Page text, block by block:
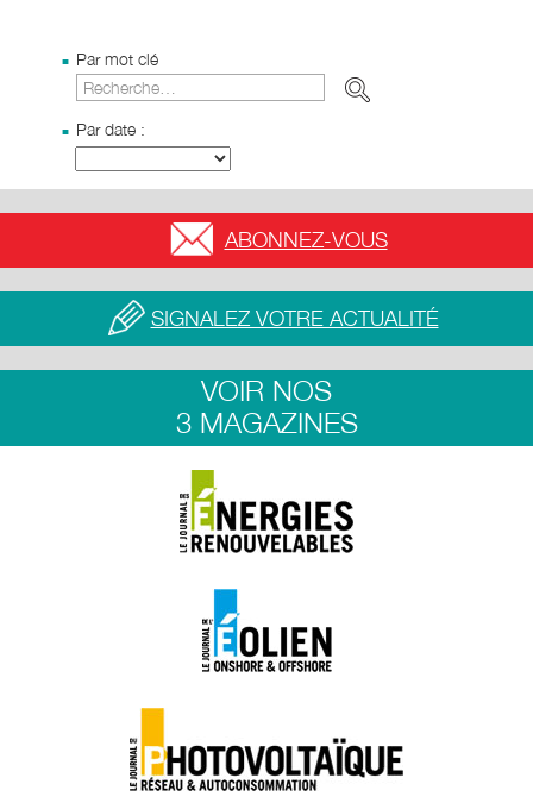
Par mot clé
Par date :
ABONNEZ-VOUS
SIGNALEZ VOTRE ACTUALITÉ
VOIR NOS
3 MAGAZINES